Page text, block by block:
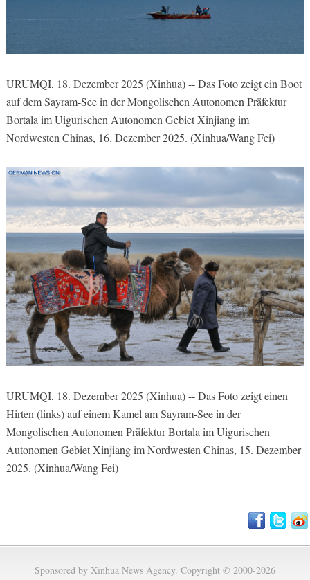
URUMQI, 18. Dezember 2025 (Xinhua) -- Das Foto zeigt ein Boot
auf dem Sayram-See in der Mongolischen Autonomen Präfektur
Bortala im Uigurischen Autonomen Gebiet Xinjiang im
Nordwesten Chinas, 16. Dezember 2025. (Xinhua/Wang Fei)
URUMQI, 18. Dezember 2025 (Xinhua) -- Das Foto zeigt einen
Hirten (links) auf einem Kamel am Sayram-See in der
Mongolischen Autonomen Präfektur Bortala im Uigurischen
Autonomen Gebiet Xinjiang im Nordwesten Chinas, 15. Dezember
2025. (Xinhua/Wang Fei)
Sponsored by Xinhua News Agency. Copyright © 2000-2026